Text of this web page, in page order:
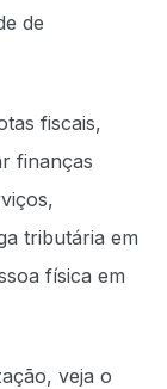
de
fiscais,
finanças
tributária em
física em
veja o